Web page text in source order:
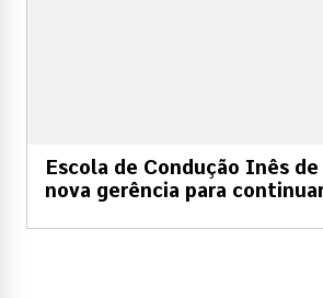
Escola de Condução Inês
nova gerência para